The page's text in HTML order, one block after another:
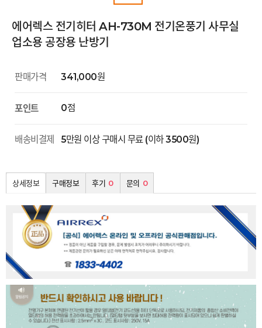
에어렉스 전기히터 AH-730M 전기온풍기 사무실
업소용 공장용 난방기
판매가격 341,000원
포인트 0점
배송비결제 5만원 이상 구매시 무료 (이하 3500원)
상세정보 구매정보 후기 0 문의 0